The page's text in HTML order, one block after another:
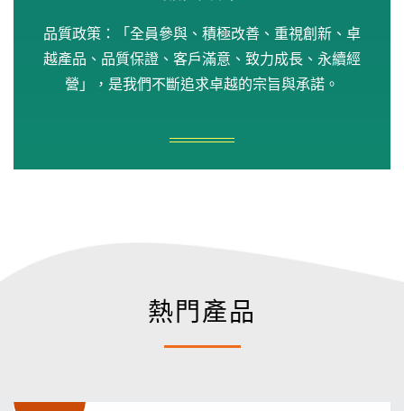
品質政策：「全員參與、積極改善、重視創新、卓
越產品、品質保證、客戶滿意、致力成長、永續經
營」，是我們不斷追求卓越的宗旨與承諾。
熱門產品